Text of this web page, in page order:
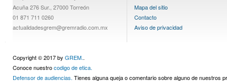
Acuña 276 Sur., 27000 Torreón
01 871 711 0260
actualidadesgrem@gremradio.com.mx
Mapa del sitio
Contacto
Aviso de privacidad
Copyright © 2017 by GREM..
Conoce nuestrocodigo de etica.
Defensor de audiencias. Tienes alguna queja o comentario sobre alguno de nuestros